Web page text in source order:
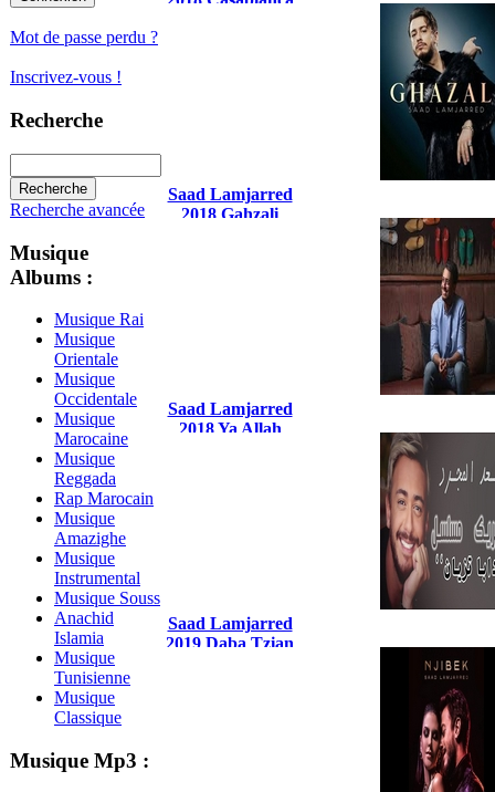
Mot de passe perdu ?
Inscrivez-vous !
Recherche
Recherche avancée
Musique
Albums :
Musique Rai
Musique
Orientale
Musique
Occidentale
Musique
Marocaine
Musique
Reggada
Rap Marocain
Musique
Amazighe
Musique
Instrumental
Musique Souss
Anachid
Islamia
Musique
Tunisienne
Musique
Classique
Musique Mp3 :
Saad Lamjarred
2018 Gahzali
Saad Lamjarred
2018 Ya Allah
Saad Lamjarred
2019 Daba Tzian